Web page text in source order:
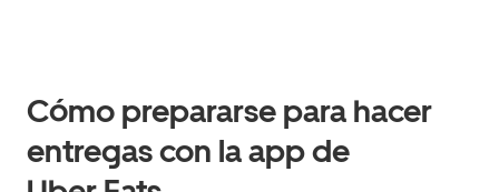
Cómo prepararse para hacer
entregas con la app de